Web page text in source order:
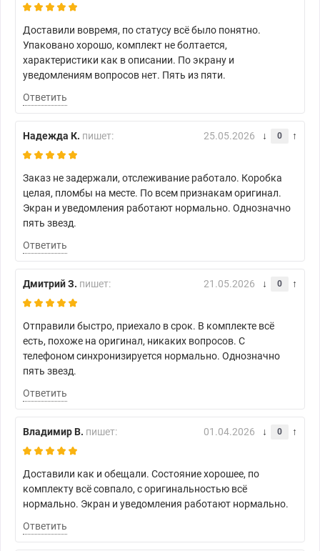
Доставили вовремя, по статусу всё было понятно.
Упаковано хорошо, комплект не болтается,
характеристики как в описании. По экрану и
уведомлениям вопросов нет. Пять из пяти.
Ответить
Надежда К. пишет: 25.05.2026 0
Заказ не задержали, отслеживание работало. Коробка
целая, пломбы на месте. По всем признакам оригинал.
Экран и уведомления работают нормально. Однозначно
пять звезд.
Ответить
Дмитрий З. пишет: 21.05.2026 0
Отправили быстро, приехало в срок. В комплекте всё
есть, похоже на оригинал, никаких вопросов. С
телефоном синхронизируется нормально. Однозначно
пять звезд.
Ответить
Владимир В. пишет: 01.04.2026 0
Доставили как и обещали. Состояние хорошее, по
комплекту всё совпало, с оригинальностью всё
нормально. Экран и уведомления работают нормально.
Ответить